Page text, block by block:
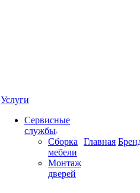
Услуги
Сервисные
службы
Сборка
мебели
Монтаж
дверей
Главная